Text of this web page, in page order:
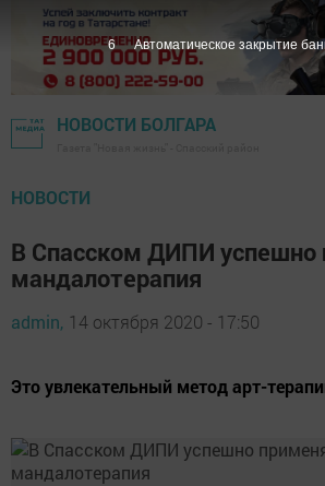
НОВОСТИ БОЛГАРА
НОВОСТИ
В Спасском ДИПИ успешно
мандалотерапия
admin, 14 октября 2020 - 17:50
Это увлекательный метод арт-
5 Автоматическое закрытие